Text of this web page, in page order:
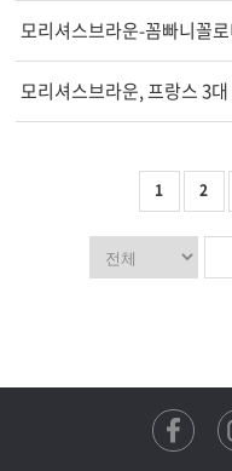
모리셔스브라운-꼼빠니꼴
모리셔스브라운, 프랑스 3
1 2